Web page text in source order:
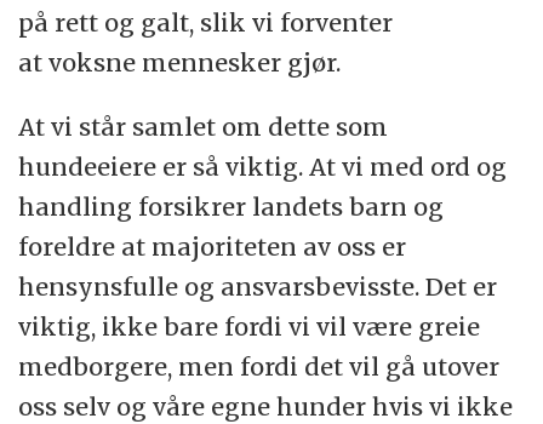
på rett og galt, slik vi forventer
at voksne mennesker gjør.
At vi står samlet om dette som
hundeeiere er så viktig. At vi med ord og
handling forsikrer landets barn og
foreldre at majoriteten av oss er
hensynsfulle og ansvarsbevisste. Det er
viktig, ikke bare fordi vi vil være greie
medborgere, men fordi det vil gå utover
oss selv og våre egne hunder hvis vi ikke